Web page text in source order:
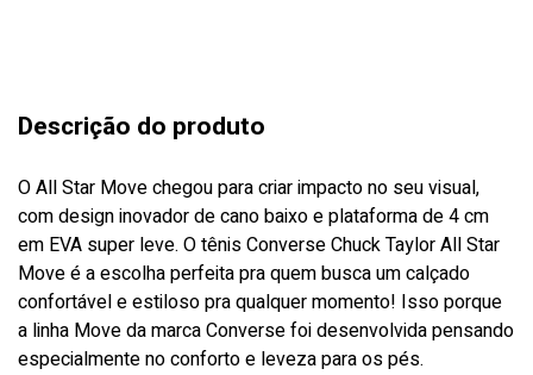
Descrição do produto
O All Star Move chegou para criar impacto no seu visual,
com design inovador de cano baixo e plataforma de 4 cm
em EVA super leve. O tênis Converse Chuck Taylor All Star
Move é a escolha perfeita pra quem busca um calçado
confortável e estiloso pra qualquer momento! Isso porque
a linha Move da marca Converse foi desenvolvida pensando
especialmente no conforto e leveza para os pés.